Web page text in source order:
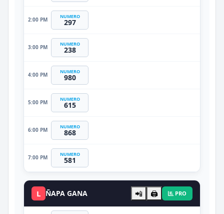
2:00 PM NUMERO
297
3:00 PM NUMERO
238
4:00 PM NUMERO
980
5:00 PM NUMERO
615
6:00 PM NUMERO
868
7:00 PM NUMERO
581
L ÑAPA GANA 📲 🖨️ PRO